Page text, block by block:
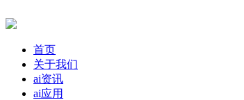
首页
关于我们
ai资讯
ai应用